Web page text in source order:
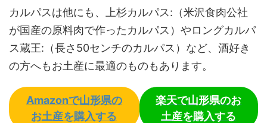
カルパスは他にも、上杉カルパス:（米沢食肉公社
が国産の原料肉で作ったカルパス）やロングカルパ
ス蔵王:（長さ50センチのカルパス）など、酒好き
の方へもお土産に最適のものもあります。
Amazonで山形県の
お土産を購入する
楽天で山形県のお
土産を購入する